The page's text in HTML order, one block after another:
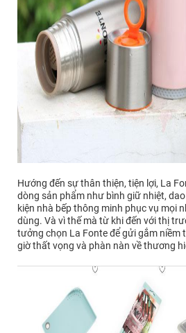
Hướng đến sự thân thiện, tiện lợi, La
dòng sản phẩm như bình giữ nhiệt,
kiện nhà bếp thông minh phục vụ mọi
dùng. Và vì thế mà từ khi đến với thị
tưởng chọn La Fonte để gửi gắm niềm
giờ thất vọng và phàn nàn về thương